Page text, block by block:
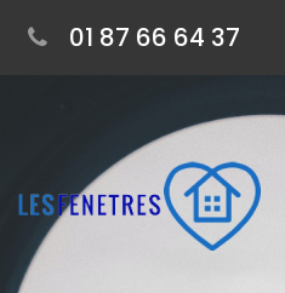
01 87 66 64 37